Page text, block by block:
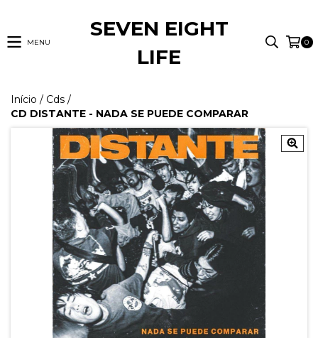
MENU
SEVEN EIGHT
LIFE
0
Início / Cds /
CD DISTANTE - NADA SE PUEDE COMPARAR